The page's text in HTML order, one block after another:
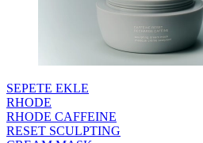
SEPETE EKLE
RHODE
RHODE CAFFEINE
RESET SCULPTING